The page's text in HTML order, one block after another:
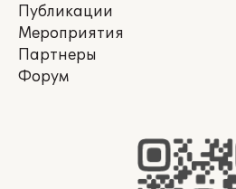
Публикации
Мероприятия
Партнеры
Форум